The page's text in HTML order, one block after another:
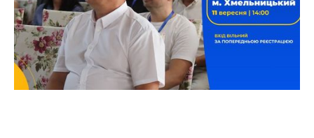
ризиків і впевнено рухатися до майбутнього.